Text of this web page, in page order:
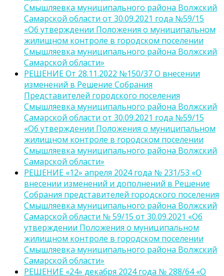
Смышляевка муниципального района Волжский
Самарской области от 30.09.2021 года №59/15
«Об утверждении Положения о муниципальном
жилищном контроле в городском поселении
Смышляевка муниципального района Волжский
Самарской области»
РЕШЕНИЕ От 28.11.2022 №150/37 О внесении
изменений в Решение Собрания
Представителей городского поселения
Смышляевка муниципального района Волжский
Самарской области от 30.09.2021 года №59/15
«Об утверждении Положения о муниципальном
жилищном контроле в городском поселении
Смышляевка муниципального района Волжский
Самарской области»
РЕШЕНИЕ «12» апреля 2024 года № 231/53 «О
внесении изменений и дополнений в Решение
Собрания представителей городского поселения
Смышляевка муниципального района Волжский
Самарской области № 59/15 от 30.09.2021 «Об
утверждении Положения о муниципальном
жилищном контроле в городском поселении
Смышляевка муниципального района Волжский
Самарской области»
РЕШЕНИЕ «24» декабря 2024 года № 288/64 «О